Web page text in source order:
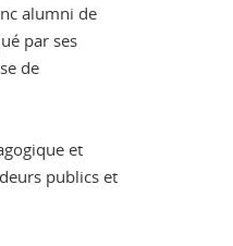
alumni de
par ses
de
et
publics et